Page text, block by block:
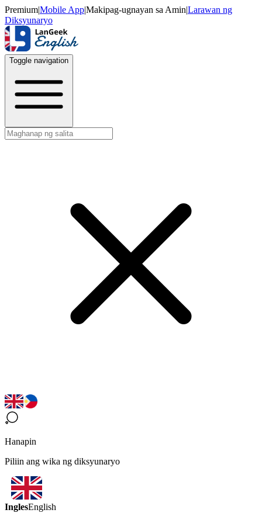
Premium|Mobile App|Makipag-ugnayan sa Amin|Larawan ng
Diksyunaryo
Toggle navigation
Hanapin
Piliin ang wika ng diksyunaryo
InglesEnglish